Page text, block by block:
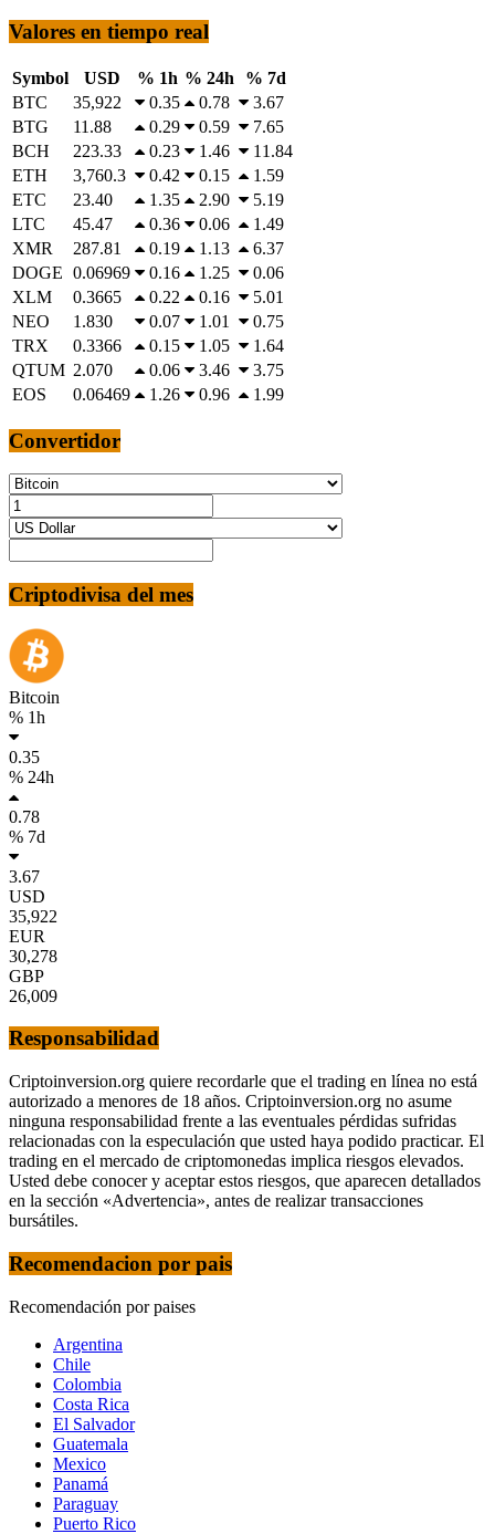
Valores en tiempo real
Symbol USD % 1h % 24h
% 7d
BTC
35,922 0.35 0.78
3.67
BTG
11.88 0.29 0.59
7.65
BCH
223.33 0.23 1.46
11.84
ETH
3,760.3 0.42 0.15
1.59
ETC
23.40 1.35 2.90
5.19
LTC
45.47 0.36 0.06
1.49
XMR
287.81 0.19 1.13
6.37
DOGE 0.06969 0.16 1.25
0.06
XLM
0.3665 0.22 0.16
5.01
NEO
1.830 0.07 1.01
0.75
TRX
0.3366 0.15 1.05
1.64
QTUM 2.070 0.06 3.46
3.75
EOS
0.06469 1.26 0.96 1.99
Convertidor
Criptodivisa del mes
Bitcoin
% 1h
0.35
% 24h
0.78
% 7d
3.67
USD
35,922
EUR
30,278
GBP
26,009
Responsabilidad
Criptoinversion.org quiere recordarle que el trading en línea no está
autorizado a menores de 18 años. Criptoinversion.org no asume
ninguna responsabilidad frente a las eventuales pérdidas sufridas
relacionadas con la especulación que usted haya podido practicar. El
trading en el mercado de criptomonedas implica riesgos elevados.
Usted debe conocer y aceptar estos riesgos, que aparecen detallados
en la sección «Advertencia», antes de realizar transacciones
bursátiles.
Recomendacion por pais
Recomendación por paises
Argentina
Chile
Colombia
Costa Rica
El Salvador
Guatemala
Mexico
Panamá
Paraguay
Puerto Rico